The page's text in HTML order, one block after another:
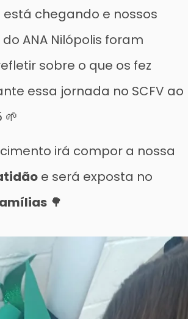
está chegando e nossos
do ANA Nilópolis foram
sobre o que os fez
essa jornada no SCFV ao
🌱
irá compor a nossa
e será exposta no
🌳